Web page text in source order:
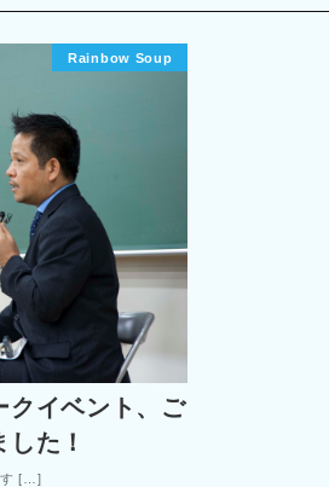
Rainbow Soup
クイベント、ご
た！
す […]